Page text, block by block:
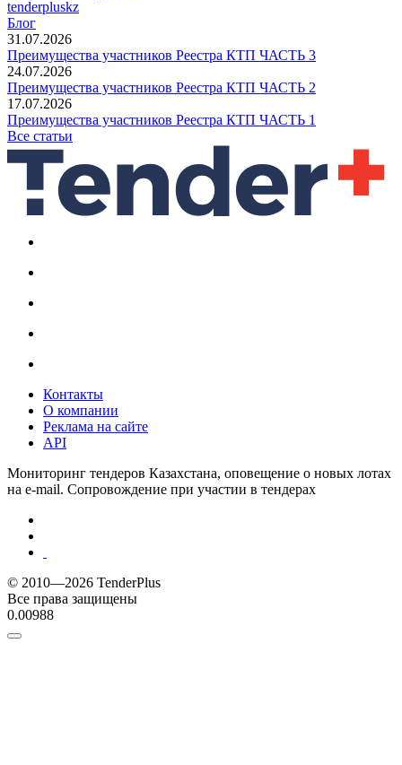
tenderpluskz
Блог
31.07.2026
Преимущества участников Реестра КТП ЧАСТЬ 3
24.07.2026
Преимущества участников Реестра КТП ЧАСТЬ 2
17.07.2026
Преимущества участников Реестра КТП ЧАСТЬ 1
Все статьи
Контакты
О компании
Реклама на сайте
API
Мониторинг тендеров Казахстана, оповещение о новых лотах
на e-mail. Сопровождение при участии в тендерах
© 2010—2026 TenderPlus
Все права защищены
0.00988